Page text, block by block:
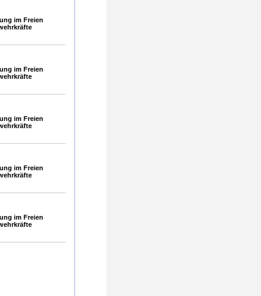
im Freien
im Freien
im Freien
im Freien
im Freien